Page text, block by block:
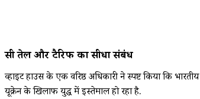
रूसी तेल और टैरिफ का सीधा संबंध
व्हाइट हाउस के एक वरिष्ठ अधिकारी ने स्पष्ट किया कि
यूक्रेन के खिलाफ युद्ध में इस्तेमाल हो रहा है.